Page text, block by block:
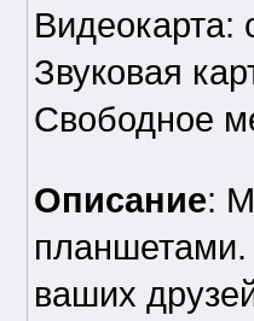
Видеокарта:
Звуковая
Свободное
Описание:
планшетами.
ваших